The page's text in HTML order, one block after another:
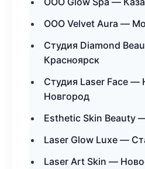
ООО Velvet Aura —
Студия Diamond
Красноярск
Студия Laser Face —
Новгород
Esthetic Skin Beauty
Laser Glow Luxe —
Laser Art Skin —